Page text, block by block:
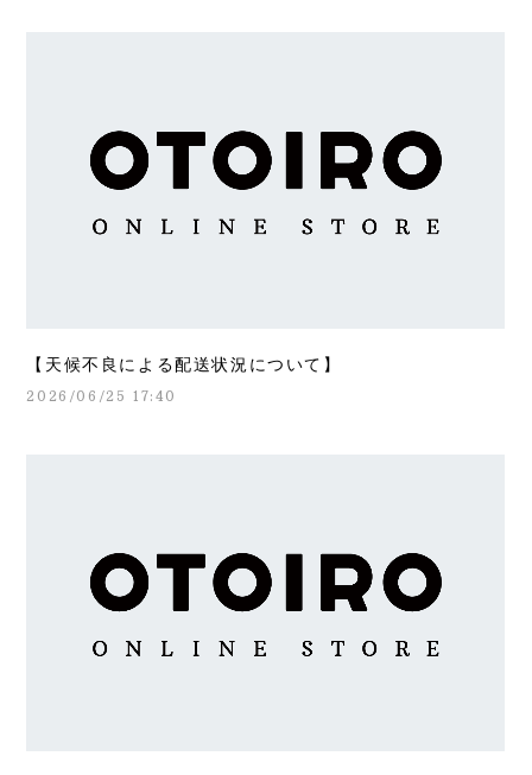
【天候不良による配送状況について】
2026/06/25 17:40